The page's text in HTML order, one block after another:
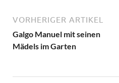
VORHERIGER ARTIKEL
Galgo Manuel mit seinen
Mädels im Garten